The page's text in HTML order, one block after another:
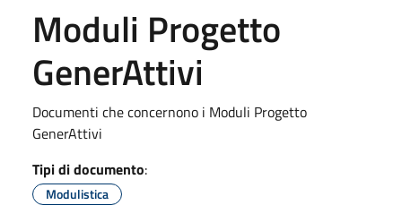
Moduli Progetto
GenerAttivi
Documenti che concernono i Moduli Progetto
GenerAttivi
Tipi di documento:
Modulistica